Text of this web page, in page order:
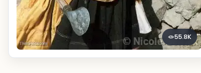
55.8K